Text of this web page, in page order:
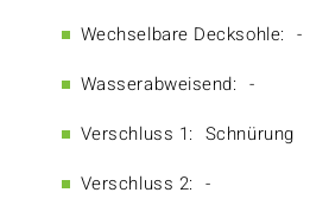
Wechselbare Decksohle: -
Wasserabweisend: -
Verschluss 1: Schnürung
Verschluss 2: -